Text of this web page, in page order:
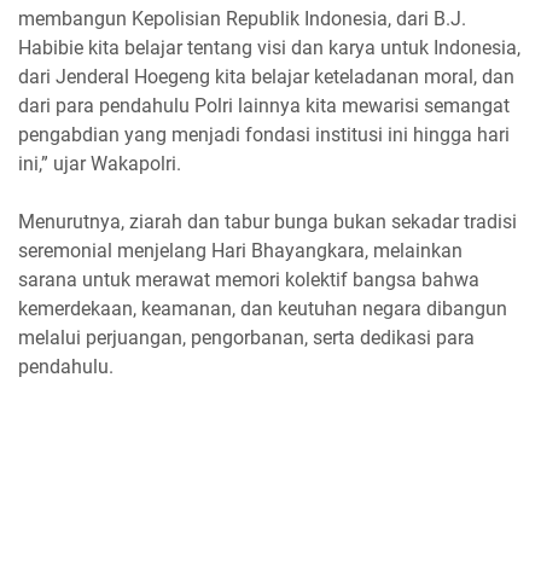
membangun Kepolisian Republik Indonesia, dari B.J.
Habibie kita belajar tentang visi dan karya untuk Indonesia,
dari Jenderal Hoegeng kita belajar keteladanan moral, dan
dari para pendahulu Polri lainnya kita mewarisi semangat
pengabdian yang menjadi fondasi institusi ini hingga hari
ini,” ujar Wakapolri.
Menurutnya, ziarah dan tabur bunga bukan sekadar tradisi
seremonial menjelang Hari Bhayangkara, melainkan
sarana untuk merawat memori kolektif bangsa bahwa
kemerdekaan, keamanan, dan keutuhan negara dibangun
melalui perjuangan, pengorbanan, serta dedikasi para
pendahulu.